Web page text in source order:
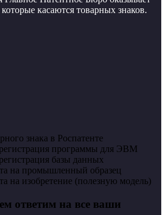
касаются товарных знаков.
знака в Роспатенте
регистрация программы для ЭВМ
базы данных
на промышленный образец
на изобретение (полезную модель)
ответим на все ваши